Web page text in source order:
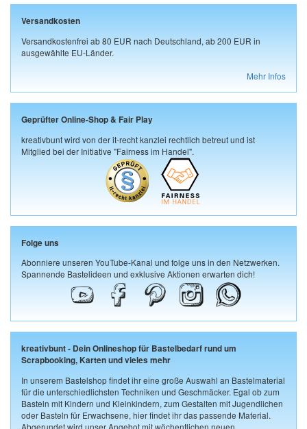
Versandkosten
Versandkostenfrei ab 80 EUR nach Deutschland, ab 200 EUR in
ausgewählte EU-Länder.
Mehr Infos
Geprüfter Online-Shop & Fair Play
kreativbunt wird von der it-recht kanzlei rechtlich betreut und ist
Mitglied bei der Initiative "Fairness im Handel".
Folge uns
Abonniere unseren YouTube-Kanal und folge uns in den Netzwerken.
Spannende Bastelideen und exklusive Aktionen erwarten dich!
kreativbunt - Dein Onlineshop für Bastelbedarf rund um
Scrapbooking, Karten und vieles mehr
In unserem Bastelshop findet ihr eine große Auswahl an Bastelmaterial
für die unterschiedlichsten Techniken und Geschmäcker. Egal ob zum
Basteln mit Kindern und Kleinkindern, zum Gestalten mit Jugendlichen
oder Basteln für Erwachsene, hier findet ihr das passende Material.